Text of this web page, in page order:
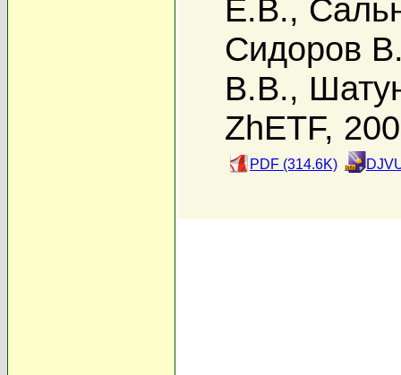
Е.В.,
Сидоров
В.В.,
ZhETF,
PDF (314.6K)